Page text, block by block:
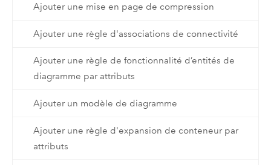
Ajouter une mise en page de compression
Ajouter une règle d'associations de connectivité
Ajouter une règle de fonctionnalité d’entités de
diagramme par attributs
Ajouter un modèle de diagramme
Ajouter une règle d'expansion de conteneur par
attributs